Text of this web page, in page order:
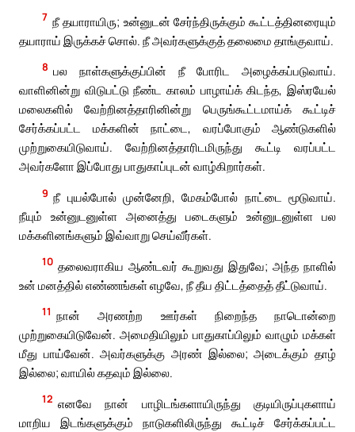
7 நீ தயாராயிரு; உன்னுடன் சேர்ந்திருக்கும் கூட்டத்தினரையும்
தயாராய் இருக்கச் சொல். நீ அவர்களுக்குத் தலைமை தாங்குவாய்.
8 பல நாள்களுக்குப்பின் நீ போரிட அழைக்கப்படுவாய்.
வாளினின்று விடுபட்டு நீண்ட காலம் பாழாய்க் கிடந்த, இஸ்ரயேல்
மலைகளில் வேற்றினத்தாரினின்று பெருங்கூட்டமாய்க் கூட்டிச்
சேர்க்கப்பட்ட மக்களின் நாட்டை, வரப்போகும் ஆண்டுகளில்
முற்றுகையிடுவாய். வேற்றினத்தாரிடமிருந்து கூட்டி வரப்பட்ட
அவர்களோ இப்போது பாதுகாப்புடன் வாழ்கிறார்கள்.
9 நீ புயல்போல் முன்னேறி, மேகம்போல் நாட்டை மூடுவாய்.
நீயும் உன்னுடனுள்ள அனைத்து படைகளும் உன்னுடனுள்ள பல
மக்களினங்களும் இவ்வாறு செய்வீர்கள்.
10 தலைவராகிய ஆண்டவர் கூறுவது இதுவே; அந்த நாளில்
உன் மனத்தில் எண்ணங்கள் எழவே, நீ தீய திட்டத்தைத் தீட்டுவாய்.
11 நான் அரணற்ற ஊர்கள் நிறைந்த நாடொன்றை
முற்றுகையிடுவேன். அமைதியிலும் பாதுகாப்பிலும் வாழும் மக்கள்
மீது பாய்வேன். அவர்களுக்கு அரண் இல்லை; அடைக்கும் தாழ்
இல்லை; வாயில் கதவும் இல்லை.
12 எனவே நான் பாழிடங்களாயிருந்து குடியிருப்புகளாய்
மாறிய இடங்களுக்கும் நாடுகளிலிருந்து கூட்டிச் சேர்க்கப்பட்ட